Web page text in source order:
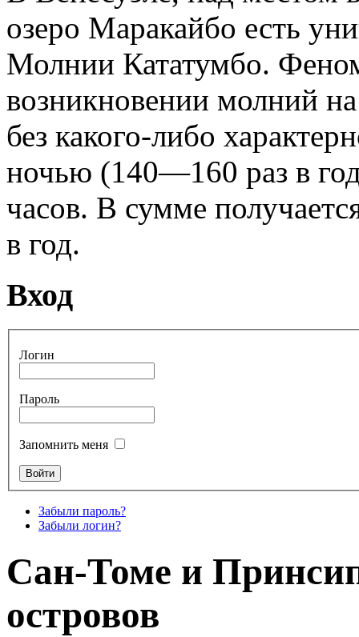
озеро Маракайбо есть
Молнии Кататумбо.
возникновении молний
без какого-либо
ночью (140—160 раз в
часов. В сумме
в год.
Вход
Логин
Пароль
Запомнить меня
Забыли пароль?
Забыли логин?
Сан-Томе и
островов